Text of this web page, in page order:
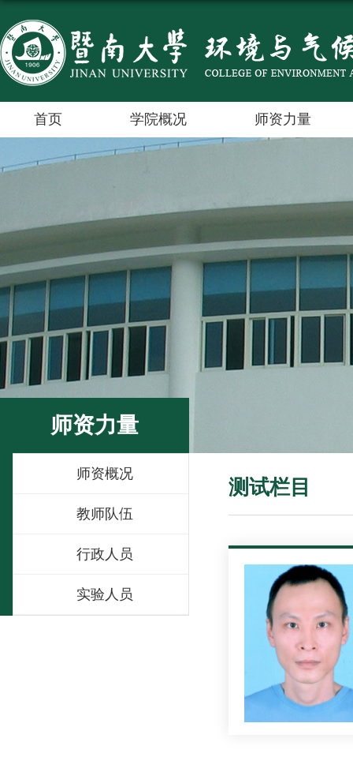
首页 学院概况 师资力量
师资力量
师资概况
教师队伍
行政人员
实验人员
测试栏目